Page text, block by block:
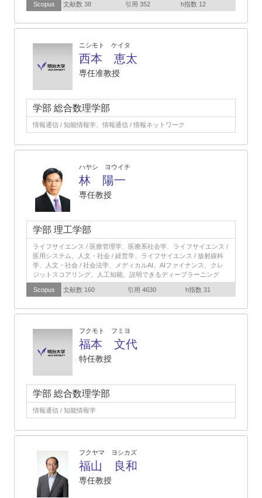
Scopus 文献数 38 引用 352 h指数 12
ニシモト ケイタ
西本 恵太
専任准教授
学部 総合数理学部
情報通信 / 知能情報学、情報通信 / 情報ネットワーク
ハヤシ ヨウイチ
林 陽一
専任教授
学部 理工学部
ライフサイエンス / 医療管理学、医療系社会学、ライフサイエンス /
医用システム、人文・社会 / 経営学、ライフサイエンス / 放射線科
学、人文・社会 / 社会法学、メディカルAI、AIファイナンス、クレ
ジットスコアリング、人工知能、説明できるディープラーニング
Scopus 文献数 160 引用 4630 h指数 31
フクモト フミヨ
福本 文代
特任教授
学部 総合数理学部
情報通信 / 知能情報学
フクヤマ ヨシカズ
福山 良和
専任教授